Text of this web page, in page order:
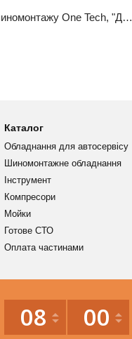
2 станки для шиномонтажу One Tech, "Дешевше немає"
Каталог
Обладнання для автосервісу
Шиномонтажне обладнання
Інструмент
Компресори
Мойки
Готове СТО
Оплата частинами
08 00